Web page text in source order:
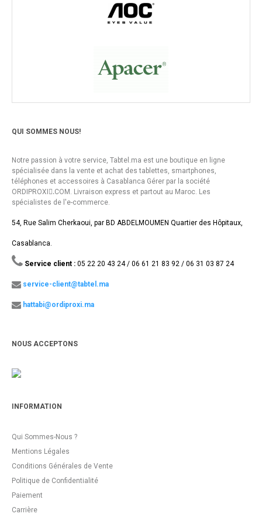
QUI SOMMES NOUS!
Notre passion à votre service, Tabtel.ma est une boutique en ligne
spécialisée dans la vente et achat des tablettes, smartphones,
téléphones et accessoires à Casablanca Gérer par la société
ORDIPROXI.ِCOM. Livraison express et partout au Maroc. Les
spécialistes de l'e-commerce.
54, Rue Salim Cherkaoui, par BD ABDELMOUMEN Quartier des Hôpitaux,
Casablanca.
Service client : 05 22 20 43 24 / 06 61 21 83 92 / 06 31 03 87 24
service-client@tabtel.ma
hattabi@ordiproxi.ma
NOUS ACCEPTONS
INFORMATION
Qui Sommes-Nous ?
Mentions Légales
Conditions Générales de Vente
Politique de Confidentialité
Paiement
Carrière